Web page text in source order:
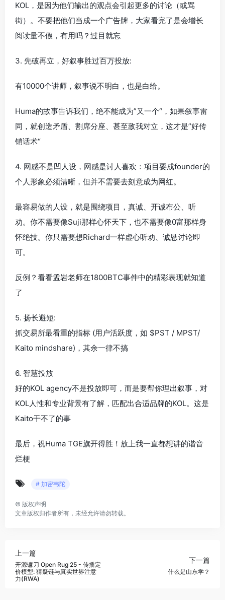
KOL，是因为他们输出的观点会引起更多的讨论（或骂
街）。不要把他们当成一个广告牌，大家看完了是会增长
阅读量不假，有用吗？过目就忘
3. 先破再立，好叙事胜过百万投放:
有10000个讲师，叙事说不明白，也是白给。
Huma的故事告诉我们，绝不能成为”又一个“，如果叙事雷
同，就创造矛盾、割席分座、甚至敌我对立，这才是”好传
销话术“
4. 网感不是凹人设，网感是讨人喜欢：项目要成founder的
个人形象必须清晰，但并不需要去刻意成为网红。
最容易做的人设，就是围绕项目，真诚、开诚布公、听
劝。你不需要像Suji那样心怀天下，也不需要像0富那样身
怀绝技。你只需要想Richard一样虚心听劝、诚恳讨论即
可。
反例？看看孟岩老师在1800BTC事件中的精彩表现就知道
了
5. 扬长避短:
抓交易所最看重的指标 (用户活跃度，如 $PST / MPST/
Kaito mindshare)，其余一律不搞
6. 智慧投放
好的KOL agency不是投放即可，而是要帮你理出叙事，对
KOL人性和专业背景有了解，匹配出合适品牌的KOL。这是
Kaito干不了的事
最后，祝Huma TGE旗开得胜！放上我一直都想讲的谐音
烂梗
# 加密韦陀
© 版权声明
文章版权归作者所有，未经允许请勿转载。
上一篇
开源镰刀 Open Rug 25 - 传播定
价模型: 猜疑链与真实世界注意
力(RWA)
下一篇
什么是山东学？